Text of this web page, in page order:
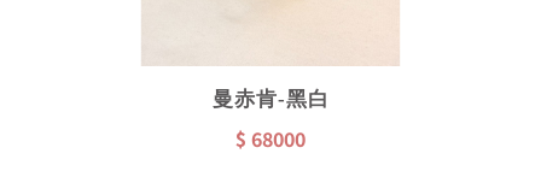
曼赤肯-黑白
$ 68000